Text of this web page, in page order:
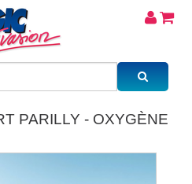
PARILLY - OXYGÈNE